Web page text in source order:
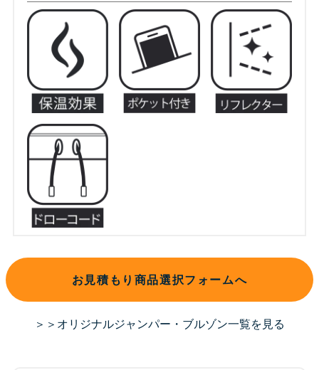
お見積もり商品選択フォームへ
＞＞オリジナルジャンパー・ブルゾン一覧を見る